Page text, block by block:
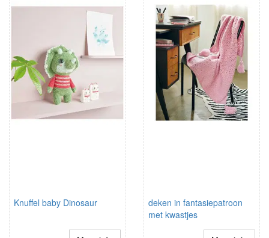
Knuffel baby Dinosaur
deken in fantasiepatroon
met kwastjes